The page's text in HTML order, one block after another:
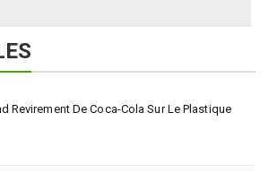
Revirement De Coca-Cola Sur Le Plastique